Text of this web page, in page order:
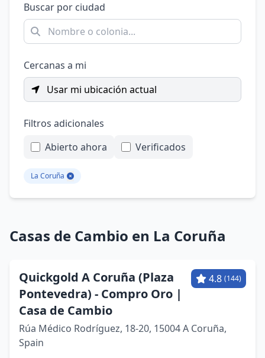
Buscar por ciudad
Cercanas a mi
Usar mi ubicación actual
Filtros adicionales
Abierto ahora
Verificados
La Coruña
Casas de Cambio en La Coruña
Quickgold A Coruña (Plaza
Pontevedra) - Compro Oro |
Casa de Cambio
4.8 (144)
Rúa Médico Rodríguez, 18-20, 15004 A Coruña,
Spain